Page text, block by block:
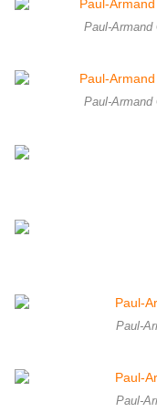
Paul-Armand
Paul-Armand
Paul-
Paul-